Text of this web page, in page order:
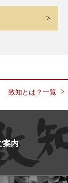
致知とは？一覧
案内